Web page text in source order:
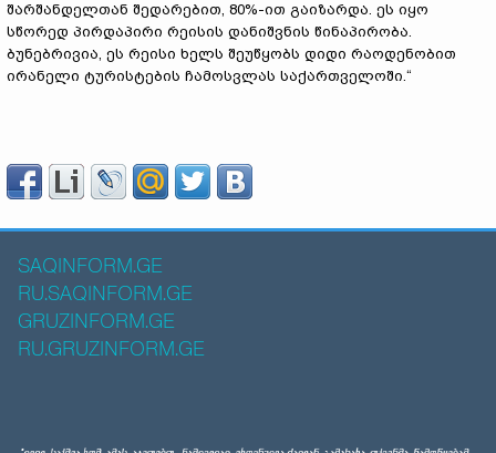
შარშანდელთან შედარებით, 80%-ით გაიზარდა. ეს იყო
სწორედ პირდაპირი რეისის დანიშვნის წინაპირობა.
ბუნებრივია, ეს რეისი ხელს შეუწყობს დიდი რაოდენობით
ირანელი ტურისტების ჩამოსვლას საქართველოში.“
SAQINFORM.GE
RU.SAQINFORM.GE
GRUZINFORM.GE
RU.GRUZINFORM.GE